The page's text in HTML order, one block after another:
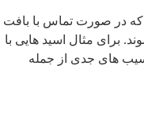
که در صورت تماس با بافت
برای مثال اسید هایی با
های جدی از جمله